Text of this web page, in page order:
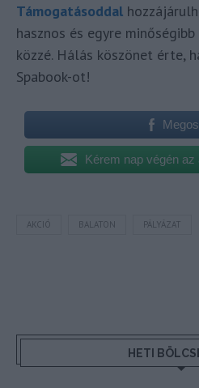
Támogatásoddal
hasznos és egyre
közzé. Hálás köszönet érte,
Spabook-ot!
Kérem nap végén
AKCIÓ BALATON PÁLYÁZAT
HETI